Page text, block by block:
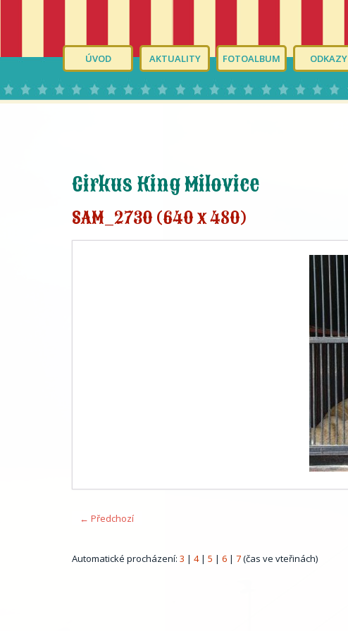
ÚVOD AKTUALITY FOTOALBUM ODKAZY
Cirkus King Milovice
SAM_2730 (640 x 480)
← Předchozí
Automatické procházení: 3 | 4| 5 | 6 | 7(čas ve vteřinách)